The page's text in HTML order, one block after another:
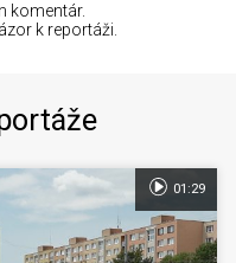
komentár.
k reportáži.
01:29